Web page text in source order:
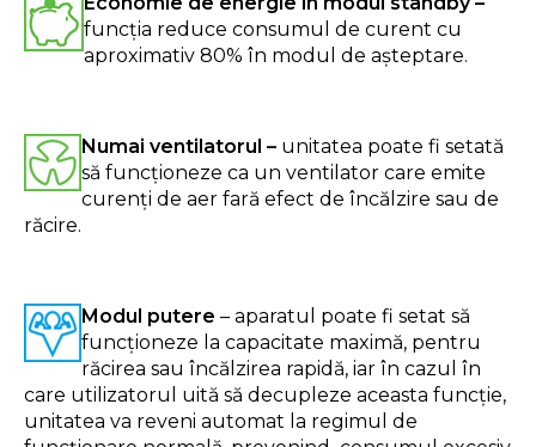
funcția reduce consumul de curent cu
aproximativ 80% în modul de așteptare.
Numai ventilatorul – unitatea poate fi setată
să funcționeze ca un ventilator care emite
curenți de aer fară efect de încălzire sau de
răcire.
Modul putere – aparatul poate fi setat să
funcționeze la capacitate maximă, pentru
răcirea sau încălzirea rapidă, iar în cazul în
care utilizatorul uită să decupleze aceasta funcție,
unitatea va reveni automat la regimul de